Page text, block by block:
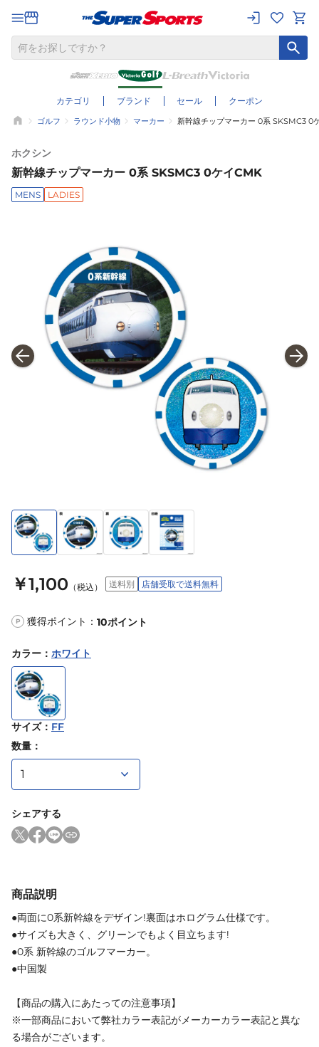
カテゴリ ブランド セール クーポン
ゴルフ ラウンド小物 マーカー 新幹線チップマーカー 0系 SKSMC3 0
ホクシン
新幹線チップマーカー 0系 SKSMC3 0ケイCMK
MENS LADIES
￥1,100 （税込） 送料別 店舗受取で送料無料
P 獲得ポイント： 10ポイント
カラー ： ホワイト
サイズ： FF
数量：
シェアする
商品説明
●両面に0系新幹線をデザイン!裏面はホログラム仕様です。
●サイズも大きく、グリーンでもよく目立ちます!
●0系 新幹線のゴルフマーカー。
●中国製
【商品の購入にあたっての注意事項】
※一部商品において弊社カラー表記がメーカーカラー表記と異な
る場合がございます。